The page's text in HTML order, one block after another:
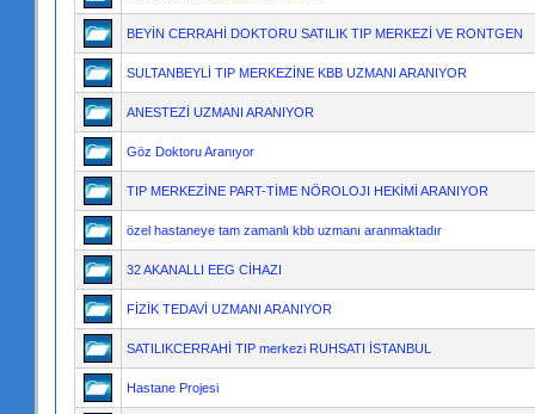
BEYİN CERRAHİ DOKTORU SATILIK TIP MERKEZİ VE RONTGEN
SULTANBEYLİ TIP MERKEZİNE KBB UZMANI ARANIYOR
ANESTEZİ UZMANI ARANIYOR
Göz Doktoru Aranıyor
TIP MERKEZİNE PART-TİME NÖROLOJI HEKİMİ ARANIYOR
özel hastaneye tam zamanlı kbb uzmanı aranmaktadır
32 AKANALLI EEG CİHAZI
FİZİK TEDAVİ UZMANI ARANIYOR
SATILIKCERRAHİ TIP merkezi RUHSATI İSTANBUL
Hastane Projesi